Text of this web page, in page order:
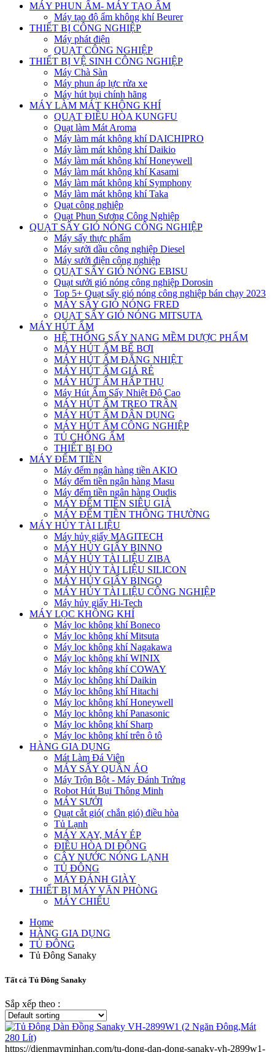
MÁY PHUN ẨM- MÁY TẠO ẨM
Máy tạo độ ẩm không khí Beurer
THIẾT BỊ CÔNG NGHIỆP
Máy phát điện
QUẠT CÔNG NGHIỆP
THIẾT BỊ VỆ SINH CÔNG NGHIỆP
Máy Chà Sàn
Máy phun áp lực rửa xe
Máy hút bụi chính hãng
MÁY LÀM MÁT KHÔNG KHÍ
QUẠT ĐIỀU HÒA KUNGFU
Quạt làm Mát Aroma
Máy làm mát không khí DAICHIPRO
Máy làm mát không khí Daikio
Máy làm mát không khí Honeywell
Máy làm mát không khí Kasami
Máy làm mát không khí Symphony
Máy làm mát không khí Taka
Quạt công nghiệp
Quạt Phun Sương Công Nghiệp
QUẠT SẤY GIÓ NÓNG CÔNG NGHIỆP
Máy sấy thực phẩm
Máy sưởi dầu công nghiệp Diesel
Máy sưởi điện công nghiệp
QUẠT SẤY GIÓ NÓNG EBISU
Quạt sưởi gió nóng công nghiệp Dorosin
Top 5+ Quạt sấy gió nóng công nghiệp bán chạy 2023
MÁY SẤY GIÓ NÓNG FRED
QUẠT SẤY GIÓ NÓNG MITSUTA
MÁY HÚT ẨM
HỆ THỐNG SẤY NANG MỀM DƯỢC PHẨM
MÁY HÚT ẨM BỂ BƠI
MÁY HÚT ẨM ĐẲNG NHIỆT
MÁY HÚT ẨM GIÁ RẺ
MÁY HÚT ẨM HẤP THỤ
Máy Hút Ẩm Sấy Nhiệt Độ Cao
MÁY HÚT ẨM TREO TRẦN
MÁY HÚT ẨM DÂN DỤNG
MÁY HÚT ẨM CÔNG NGHIỆP
TỦ CHỐNG ẨM
THIẾT BỊ ĐO
MÁY ĐẾM TIỀN
Máy đếm ngân hàng tiền AKIO
Máy đếm tiền ngân hàng Masu
Máy đếm tiền ngân hàng Oudis
MÁY ĐẾM TIỀN SIÊU GIẢ
MÁY ĐẾM TIỀN THÔNG THƯỜNG
MÁY HỦY TÀI LIỆU
Máy hủy giấy MAGITECH
MÁY HỦY GIẤY BINNO
MÁY HỦY TÀI LIỆU ZIBA
MÁY HỦY TÀI LIỆU SILICON
MÁY HỦY GIẤY BINGO
MÁY HỦY TÀI LIỆU CÔNG NGHIỆP
Máy hủy giấy Hi-Tech
MÁY LỌC KHÔNG KHÍ
Máy lọc không khí Boneco
Máy lọc không khí Mitsuta
Máy lọc không khí Nagakawa
Máy lọc không khí WINIX
Máy lọc không khí COWAY
Máy lọc không khí Daikin
Máy lọc không khí Hitachi
Máy lọc không khí Honeywell
Máy lọc không khí Panasonic
Máy lọc không khí Sharp
Máy lọc không khí trên ô tô
HÀNG GIA DỤNG
Mát Làm Đá Viên
MÁY SẤY QUẦN ÁO
Máy Trộn Bột - Máy Đánh Trứng
Robot Hút Bụi Thông Minh
MÁY SƯỞI
Quạt cắt gió( chắn gió) điều hòa
Tủ Lạnh
MÁY XAY, MÁY ÉP
ĐIỀU HÒA DI ĐỘNG
CÂY NƯỚC NÓNG LẠNH
TỦ ĐÔNG
MÁY ĐÁNH GIÀY
THIẾT BỊ MÁY VĂN PHÒNG
MÁY CHIẾU
Home
HÀNG GIA DỤNG
TỦ ĐÔNG
Tủ Đông Sanaky
Tất cả Tủ Đông Sanaky
Sắp xếp theo :
https://dienmayminhan.com/tu-dong-dan-dong-sanaky-vh-2899w1-